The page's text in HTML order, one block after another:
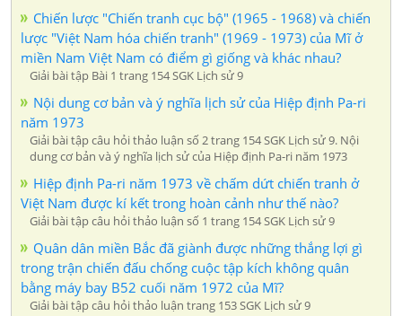
Chiến lược "Chiến tranh cục bộ" (1965 - 1968) và chiến
lược "Việt Nam hóa chiến tranh" (1969 - 1973) của Mĩ ở
miền Nam Việt Nam có điểm gì giống và khác nhau?
Giải bài tập Bài 1 trang 154 SGK Lịch sử 9
Nội dung cơ bản và ý nghĩa lịch sử của Hiệp định Pa-ri
năm 1973
Giải bài tập câu hỏi thảo luận số 2 trang 154 SGK Lịch sử 9. Nội
dung cơ bản và ý nghĩa lịch sử của Hiệp định Pa-ri năm 1973
Hiệp định Pa-ri năm 1973 về chấm dứt chiến tranh ở
Việt Nam được kí kết trong hoàn cảnh như thế nào?
Giải bài tập câu hỏi thảo luận số 1 trang 154 SGK Lịch sử 9
Quân dân miền Bắc đã giành được những thắng lợi gì
trong trận chiến đấu chống cuộc tập kích không quân
bằng máy bay B52 cuối năm 1972 của Mĩ?
Giải bài tập câu hỏi thảo luận trang 153 SGK Lịch sử 9